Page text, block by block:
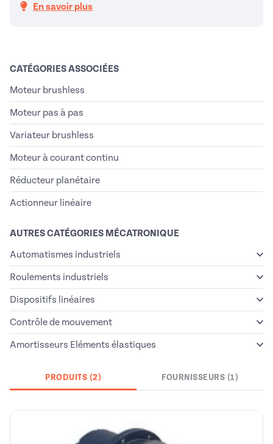
En savoir plus
CATÉGORIES ASSOCIÉES
Moteur brushless
Moteur pas à pas
Variateur brushless
Moteur à courant continu
Réducteur planétaire
Actionneur linéaire
AUTRES CATÉGORIES MÉCATRONIQUE
Automatismes industriels
Roulements industriels
Dispositifs linéaires
Contrôle de mouvement
Amortisseurs Eléments élastiques
PRODUITS (2) FOURNISSEURS (1)